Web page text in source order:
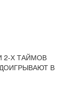
2-Х ТАЙМОВ
В